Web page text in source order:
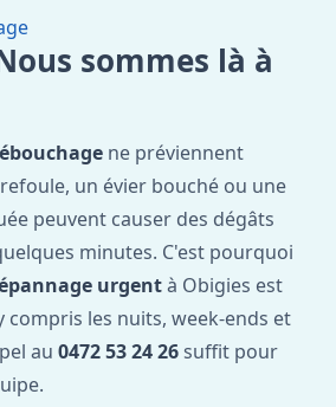
sommes là à
ne préviennent
un évier bouché ou une
peuvent causer des dégâts
minutes. C'est pourquoi
urgentà Obigies est
compris les nuits, week-ends et
au 0472 53 24 26 suffit pour